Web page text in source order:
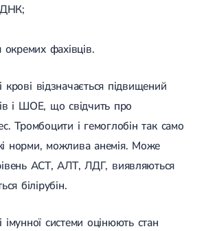
ДНК;
окремих фахівців.
відзначається підвищений
і ШОЕ, що свідчить про
Тромбоцити і гемоглобін так само
норми, можлива анемія. Може
АСТ, АЛТ, ЛДГ, виявляються
білірубін.
системи оцінюють стан